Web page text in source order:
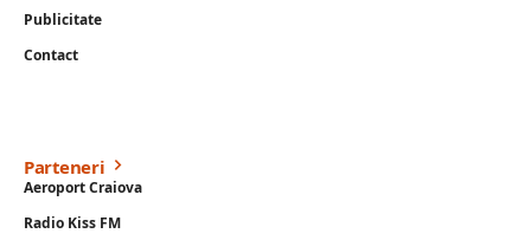
Publicitate
Contact
Parteneri
Aeroport Craiova
Radio Kiss FM